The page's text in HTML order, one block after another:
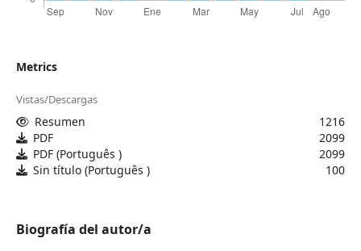
Metrics
Vistas/Descargas
Resumen
1216
PDF
2099
PDF (Português )
2099
Sin título (Português )
100
Biografía del autor/a